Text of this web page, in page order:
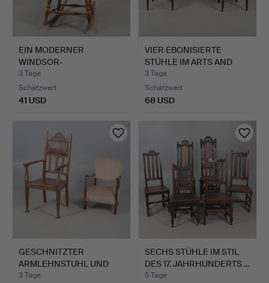
EIN MODERNER
WINDSOR-
SCHAUKELSTUHL AUS
HAR…
3 Tage
Schätzwert
41 USD
VIER EBONISIERTE
STÜHLE IM ARTS AND
CRAFTS…
3 Tage
Schätzwert
68 USD
GESCHNITZTER
ARMLEHNSTUHL UND
NÄHSTUHL AUS…
3 Tage
SECHS STÜHLE IM STIL
DES 17. JAHRHUNDERTS …
5 Tage